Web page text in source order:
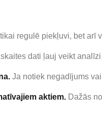
regulē piekļuvi, bet
dati ļauj veikt
Ja notiek negadījums
aktiem. Dažās